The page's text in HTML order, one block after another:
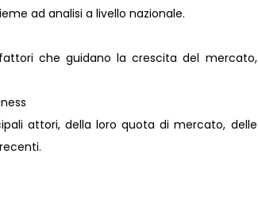
ad analisi a livello nazionale.
che guidano la crescita del mercato,
attori, della loro quota di mercato, delle